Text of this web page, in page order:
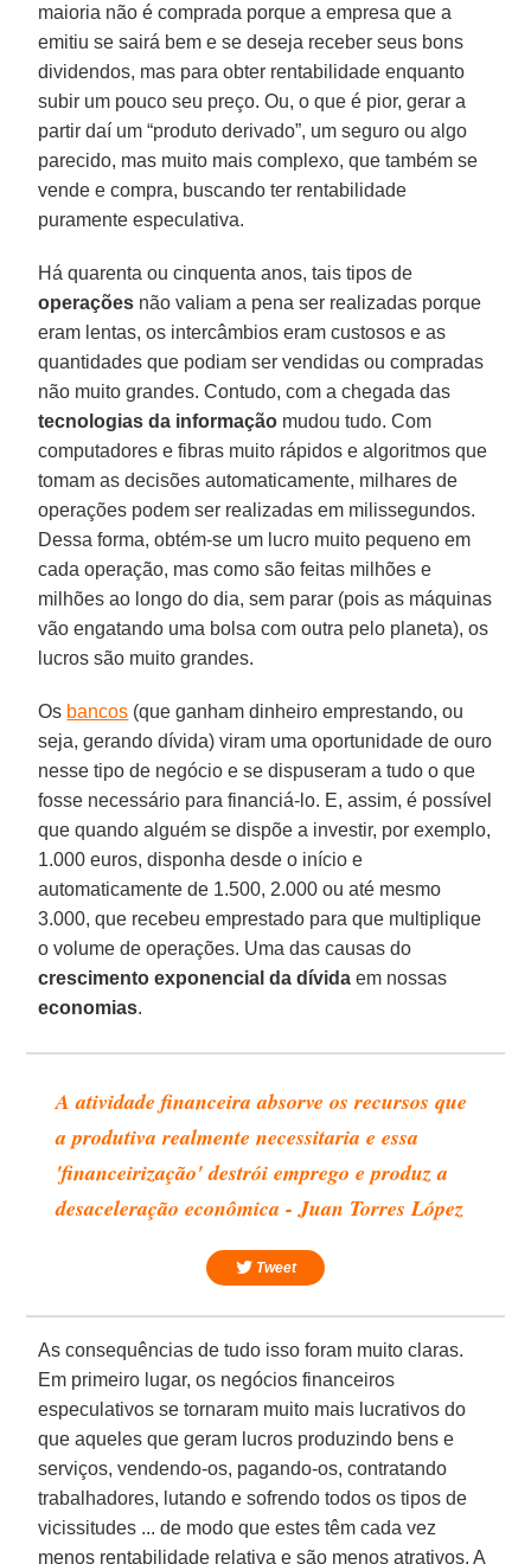
maioria não é comprada porque a empresa que a
emitiu se sairá bem e se deseja receber seus bons
dividendos, mas para obter rentabilidade enquanto
subir um pouco seu preço. Ou, o que é pior, gerar a
partir daí um “produto derivado”, um seguro ou algo
parecido, mas muito mais complexo, que também se
vende e compra, buscando ter rentabilidade
puramente especulativa.
Há quarenta ou cinquenta anos, tais tipos de
operações não valiam a pena ser realizadas porque
eram lentas, os intercâmbios eram custosos e as
quantidades que podiam ser vendidas ou compradas
não muito grandes. Contudo, com a chegada das
tecnologias da informação mudou tudo. Com
computadores e fibras muito rápidos e algoritmos que
tomam as decisões automaticamente, milhares de
operações podem ser realizadas em milissegundos.
Dessa forma, obtém-se um lucro muito pequeno em
cada operação, mas como são feitas milhões e
milhões ao longo do dia, sem parar (pois as máquinas
vão engatando uma bolsa com outra pelo planeta), os
lucros são muito grandes.
Os bancos (que ganham dinheiro emprestando, ou
seja, gerando dívida) viram uma oportunidade de ouro
nesse tipo de negócio e se dispuseram a tudo o que
fosse necessário para financiá-lo. E, assim, é possível
que quando alguém se dispõe a investir, por exemplo,
1.000 euros, disponha desde o início e
automaticamente de 1.500, 2.000 ou até mesmo
3.000, que recebeu emprestado para que multiplique
o volume de operações. Uma das causas do
crescimento exponencial da dívida em nossas
economias.
A atividade financeira absorve os recursos que
a produtiva realmente necessitaria e essa
'financeirização' destrói emprego e produz a
desaceleração econômica - Juan Torres López
Tweet
As consequências de tudo isso foram muito claras.
Em primeiro lugar, os negócios financeiros
especulativos se tornaram muito mais lucrativos do
que aqueles que geram lucros produzindo bens e
serviços, vendendo-os, pagando-os, contratando
trabalhadores, lutando e sofrendo todos os tipos de
vicissitudes ... de modo que estes têm cada vez
menos rentabilidade relativa e são menos atrativos. A